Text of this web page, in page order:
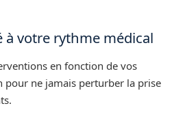
à votre rythme médical
en fonction de vos
pour ne jamais perturber la prise